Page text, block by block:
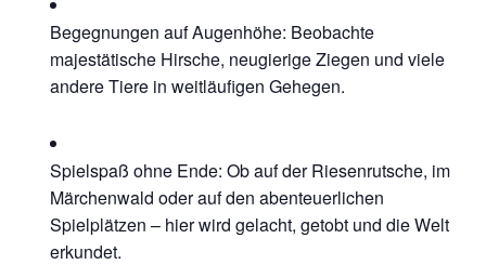
Begegnungen auf Augenhöhe: Beobachte
majestätische Hirsche, neugierige Ziegen und viele
andere Tiere in weitläufigen Gehegen.
Spielspaß ohne Ende: Ob auf der Riesenrutsche, im
Märchenwald oder auf den abenteuerlichen
Spielplätzen – hier wird gelacht, getobt und die Welt
erkundet.